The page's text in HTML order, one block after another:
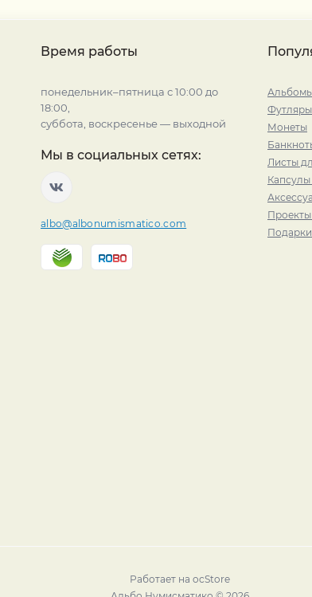
Время работы
понедельник–пятница с 10:00 до
18:00,
суббота, воскресенье — выходной
Мы в социальных сетях:
albo@albonumismatico.com
Монеты
Листы
Проекты
Работает на ocStore